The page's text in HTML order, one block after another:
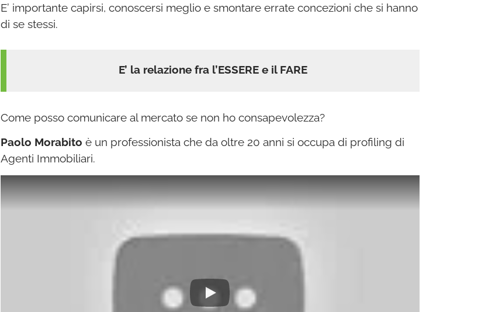
E’ importante capirsi, conoscersi meglio e smontare errate concezioni che si hanno
di se stessi.
E’ la relazione fra l’ESSERE e il FARE
Come posso comunicare al mercato se non ho consapevolezza?
Paolo Morabito è un professionista che da oltre 20 anni si occupa di profiling di
Agenti Immobiliari.